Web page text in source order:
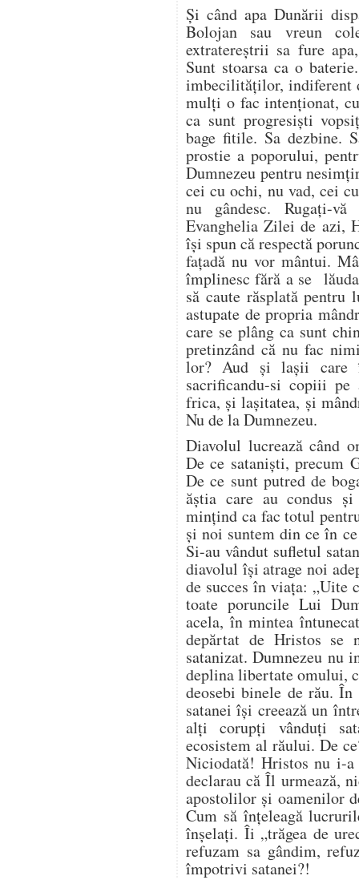
Și când apa Dunării
Bolojan sau vreun
extratereștrii sa fure
Sunt stoarsa ca o
imbecilităților, indiferent
mulți o fac intenționat,
ca sunt progresiști
bage fitile. Sa dezbine.
prostie a poporului,
Dumnezeu pentru
cei cu ochi, nu vad, cei
nu gândesc. Rugați-
Evanghelia Zilei de azi,
își spun că respectă
fațadă nu vor mântui.
împlinesc fără a se
să caute răsplată
astupate de propria
care se plâng ca sunt
pretinzând că nu fac
lor? Aud și lașii care
sacrificandu-si copiii
frica, și lașitatea, și
Nu de la Dumnezeu.
Diavolul lucrează când
De ce sataniști, precum
De ce sunt putred de
ăștia care au condus
mințind ca fac totul
și noi suntem din ce în
Si-au vândut sufletul
diavolul își atrage noi
de succes în viața: „Uite
toate poruncile Lui
acela, în mintea
depărtat de Hristos se
satanizat. Dumnezeu nu
deplina libertate omului,
deosebi binele de rău.
satanei își creează un
alți corupți vânduți
ecosistem al răului. De
Niciodată! Hristos nu i-
declarau că Îl urmează,
apostolilor și oamenilor
Cum să înțeleagă
înșelați. Îi „trăgea de
refuzam sa gândim,
împotrivi satanei?!